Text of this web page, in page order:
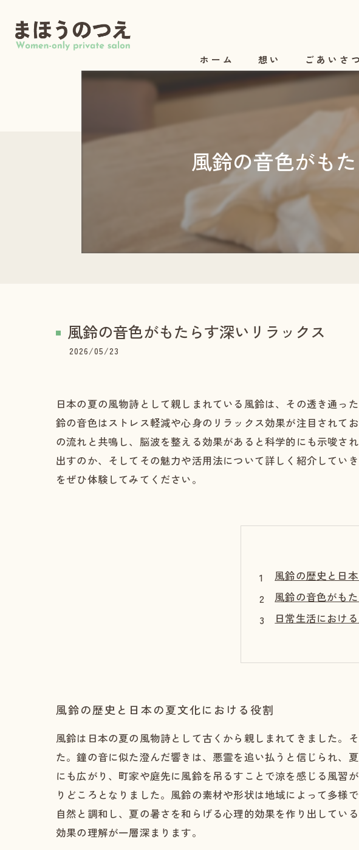
ホーム 想い ごあいさつ
風鈴の音色がも
風鈴の音色がもたらす深いリラックス
2026/05/23
日本の夏の風物詩として親しまれている風鈴は、その透き通っ
鈴の音色はストレス軽減や心身のリラックス効果が注目されて
の流れと共鳴し、脳波を整える効果があると科学的にも示唆さ
出すのか、そしてその魅力や活用法について詳しく紹介してい
をぜひ体験してみてください。
風鈴の歴史と日
風鈴の音色がも
日常生活におけ
風鈴がもたらす
風鈴の音色と共
風鈴の歴史と日本の夏文化における役割
風鈴は日本の夏の風物詩として古くから親しまれてきました。
た。鐘の音に似た澄んだ響きは、悪霊を追い払うと信じられ、
にも広がり、町家や庭先に風鈴を吊るすことで涼を感じる風習
りどころとなりました。風鈴の素材や形状は地域によって多
自然と調和し、夏の暑さを和らげる心理的効果を作り出してい
効果の理解が一層深まります。